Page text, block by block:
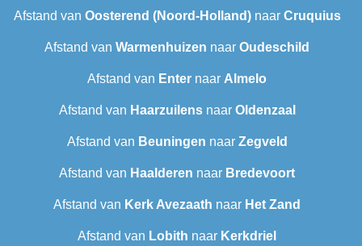
Afstand van Oosterend (Noord-Holland)naar Cruquius
Afstand van Warmenhuizen naar Oudeschild
Afstand van Enter naar Almelo
Afstand van Haarzuilensnaar Oldenzaal
Afstand van Beuningen naar Zegveld
Afstand van Haalderen naar Bredevoort
Afstand van Kerk Avezaath naar Het Zand
Afstand van Lobith naar Kerkdriel